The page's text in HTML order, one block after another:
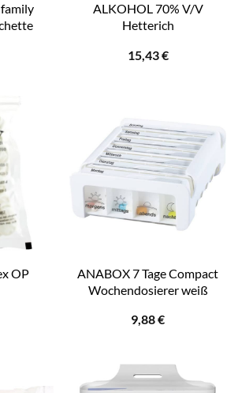
ALKOHOL 70% V/V
Hetterich
15,43€
OP
ANABOX 7 Tage Compact
Wochendosierer weiß
9,88€